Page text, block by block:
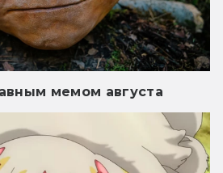
мемом августа